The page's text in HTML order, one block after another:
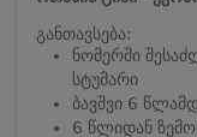
განთავსება:
ნომერში
სტუმარი
ბავშვი 6
6 წლიდან